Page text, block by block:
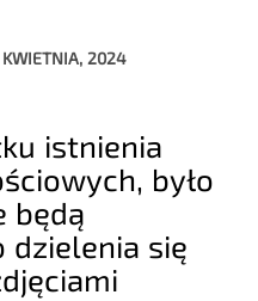
2024
istnienia
było
będą
się